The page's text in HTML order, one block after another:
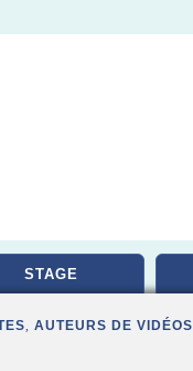
STAGE
, AUTEURS DE VIDÉOS